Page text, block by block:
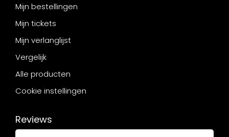
Mijn bestellingen
Mijn tickets
Mijn verlanglijst
Vergelijk
Alle producten
Cookie instellingen
Reviews